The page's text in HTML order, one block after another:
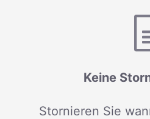
Keine
Stornieren Sie